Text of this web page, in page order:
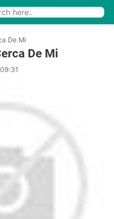
De Mi
De Mi